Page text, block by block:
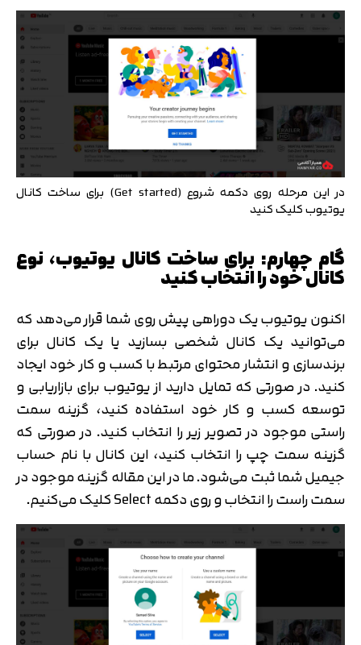
در این مرحله روی دکمه شروع (Get started) برای ساخت کانال
یوتیوب کلیک کنید
گام چهارم: برای ساخت کانال یوتیوب، نوع
کانال خود را انتخاب کنید
اکنون یوتیوب یک دوراهی پیش روی شما قرار می‌دهد که
می‌توانید یک کانال شخصی بسازید یا یک کانال برای
برندسازی و انتشار محتوای مرتبط با کسب و کار خود ایجاد
کنید. در صورتی که تمایل دارید از یوتیوب برای بازاریابی و
توسعه کسب و کار خود استفاده کنید، گزینه سمت
راستی موجود در تصویر زیر را انتخاب کنید. در صورتی که
گزینه سمت چپ را انتخاب کنید، این کانال با نام حساب
جیمیل شما ثبت می‌شود. ما در این مقاله گزینه موجود در
سمت راست را انتخاب و روی دکمه Select کلیک می‌کنیم.
تایید کد
کد ارسال شده را وارد کنید
اصلاح شماره